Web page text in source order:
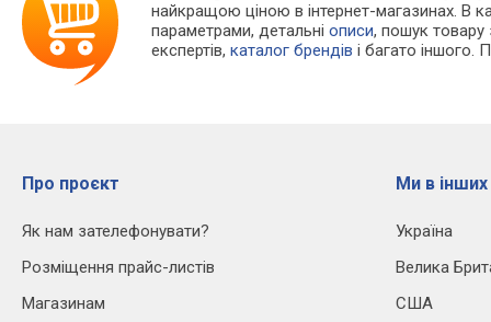
найкращою ціною в інтернет-магазинах. В
параметрами, детальніописи, пошук
експертів,каталог брендів і багато іншого.
Про проєкт
Як нам зателефонувати?
Розміщення прайс-листів
Магазинам
Ми в інших
Україна
Велика
США